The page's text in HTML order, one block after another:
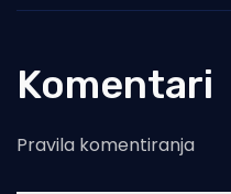
Komentari
Pravila komentiranja